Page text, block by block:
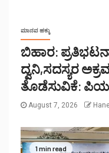
ಮಾನವ ಹಕ್ಕು
ಬಿಹಾರ:
ದ್ವನಿ,ಸದಸ್ಯರ
ತೊಡೆಸುವಿಕೆ:
August 7, 2026
1 min read